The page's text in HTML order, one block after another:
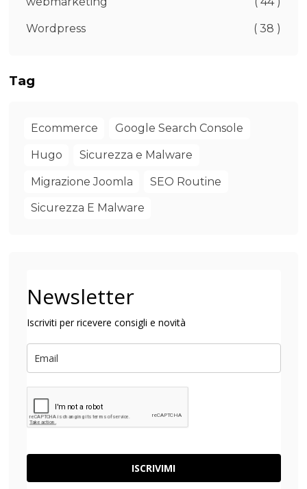
Wordpress ( 38 )
Tag
Ecommerce Google Search Console
Hugo Sicurezza e Malware
Migrazione Joomla SEO Routine
Sicurezza E Malware
Newsletter
Iscriviti per ricevere consigli e novità
ISCRIVIMI